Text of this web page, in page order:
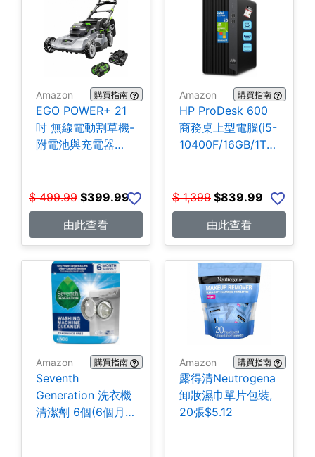
Amazon 購買指南
EGO POWER+ 21
吋 無線電動割草機-
附電池與充電器
$ 499.99 $399.99
由此查看
Amazon 購買指南
HP ProDesk 600
商務桌上型電腦(i5-
10400F/16GB/1TB
$ 1,399 $839.99
由此查看
Amazon 購買指南
Seventh
Generation 洗衣機
清潔劑 6個(6個月
Amazon 購買指南
露得清Neutrogena
卸妝濕巾單片包裝,
20張$5.12